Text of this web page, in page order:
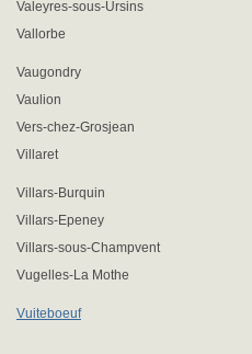
Valeyres-sous-Ursins
Vallorbe
Vaugondry
Vaulion
Vers-chez-Grosjean
Villaret
Villars-Burquin
Villars-Epeney
Villars-sous-Champvent
Vugelles-La Mothe
Vuiteboeuf